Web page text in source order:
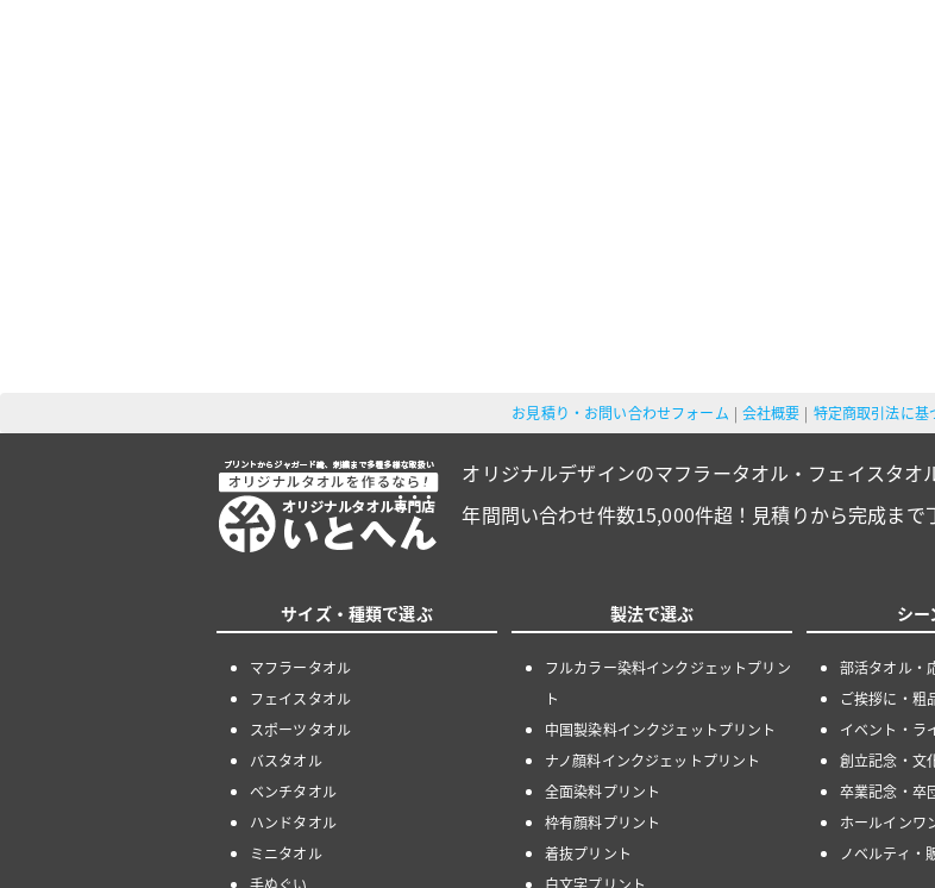
お見積り・お問い合わせフォーム 会社概要 特定商取引法に基
オリジナルデザインのマフラータオル・フェイスタオ
年間問い合わせ件数15,000件超！見積りから完成まで
サイズ・種類で選ぶ
マフラータオル
フェイスタオル
スポーツタオル
バスタオル
ベンチタオル
ハンドタオル
ミニタオル
手ぬぐい
製法で選ぶ
フルカラー染料インクジェットプリン
ト
中国製染料インクジェットプリント
ナノ顔料インクジェットプリント
全面染料プリント
枠有顔料プリント
着抜プリント
白文字プリント
シ
部活タオル・
ご挨拶に・粗
イベント・ラ
創立記念・文
卒業記念・卒
ホールインワ
ノベルティ・